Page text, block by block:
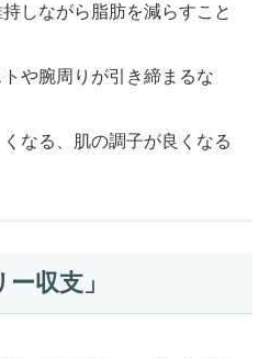
持しながら脂肪を減らすこと
や腕周りが引き締まるな
くなる、肌の調子が良くなる
収支」